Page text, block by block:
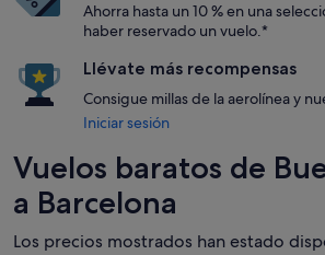
Ahorra hasta un 10 % en una
haber reservado un vuelo.*
Llévate más recompensas
Consigue millas de la aerolínea y
Iniciar sesión
Vuelos baratos de
a Barcelona
Los precios mostrados han estado